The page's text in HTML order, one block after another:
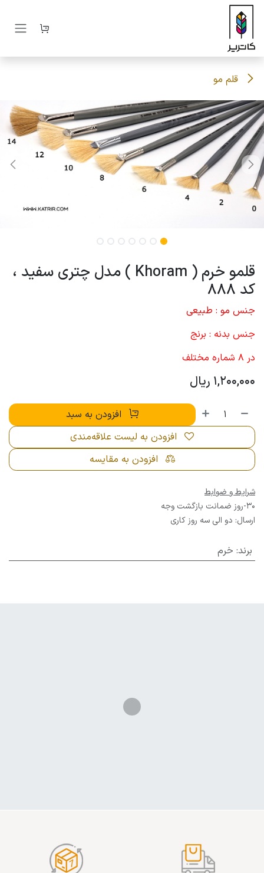
صرف نظر و مشاهده محتوا
قلم مو
قلمو خرم ( Khoram ) مدل چتری سفید ،
کد 888
جنس مو : طبیعی
جنس بدنه : برنج
در 8 شماره مختلف
1,200,000 ریال
افزودن به سبد
افزودن به مقایسه
افزودن به لیست علاقه‌مندی
شرایط و ضوابط
30-روز ضمانت بازگشت وجه
ارسال: دو الی سه روز کاری
برند: خرم